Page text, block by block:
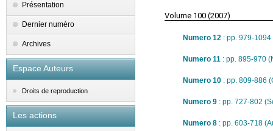
Présentation
Dernier numéro
Archives
Espace Auteurs
Droits de reproduction
Les actions
Volume 100 (2007)
Numero 12 : pp. 979-
Numero 11 : pp. 895-970
Numero 10 : pp. 809-886
Numero 9 : pp. 727-802
Numero 8 : pp. 603-718